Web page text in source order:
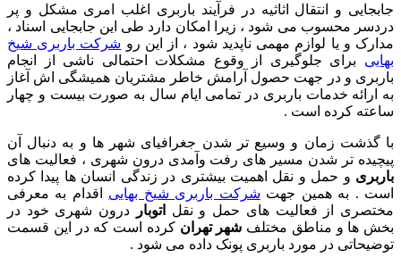
جابجایی و انتقال اثاثیه در فرآیند باربری اغلب امری مشکل و پر
دردسر محسوب می شود ، زیرا امکان دارد طی این جابجایی اسناد ،
مدارک و یا لوازم مهمی ناپدید شود ، از این رو شرکت باربری شیخ
بهایی برای جلوگیری از وقوع مشکلات احتمالی ناشی از انجام
باربری و در جهت حصول آرامش خاطر مشتریان همیشگی اش آغاز
به ارائه خدمات باربری در تمامی ایام سال به صورت بیست و چهار
ساعته کرده است .
با گذشت زمان و وسیع تر شدن جغرافیای شهر ها و به دنبال آن
پیچیده تر شدن مسیر های رفت وآمدی درون شهری ، فعالیت های
باربری و حمل و نقل اهمیت بیشتری در زندگی انسان ها پیدا کرده
است . به همین جهت شرکت باربری شیخ بهایی اقدام به معرفی
مختصری از فعالیت های حمل و نقل
اتوبار
درون شهری خود در
بخش ها و مناطق مختلف شهر تهران کرده است که در این قسمت
توضیحاتی در مورد باربری پونک داده می شود .